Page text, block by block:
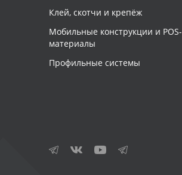
Клей, скотчи и крепёж
Мобильные конструкции и POS-
материалы
Профильные системы